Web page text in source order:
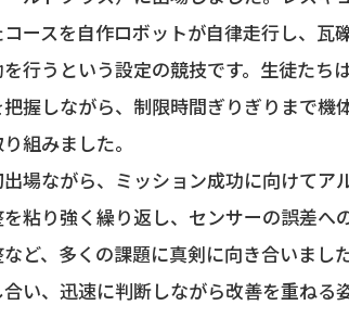
コースを自作ロボットが自律走行し、瓦
行うという設定の競技です。生徒たち
握しながら、制限時間ぎりぎりまで機
組みました。
場ながら、ミッション成功に向けてア
粘り強く繰り返し、センサーの誤差へ
ど、多くの課題に真剣に向き合いまし
い、迅速に判断しながら改善を重ねる